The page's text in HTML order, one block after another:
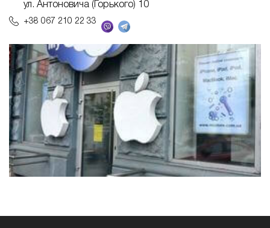
ул. Антоновича (Горького) 10
+38 067 210 22 33